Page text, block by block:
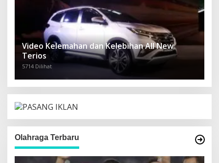
Video Kelemahan dan Kelebihan All New
Terios
5714 Dilihat
Olahraga Terbaru